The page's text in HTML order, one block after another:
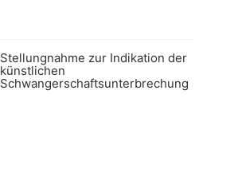
Stellungnahme zur Indikation der
künstlichen
Schwangerschaftsunterbrechung